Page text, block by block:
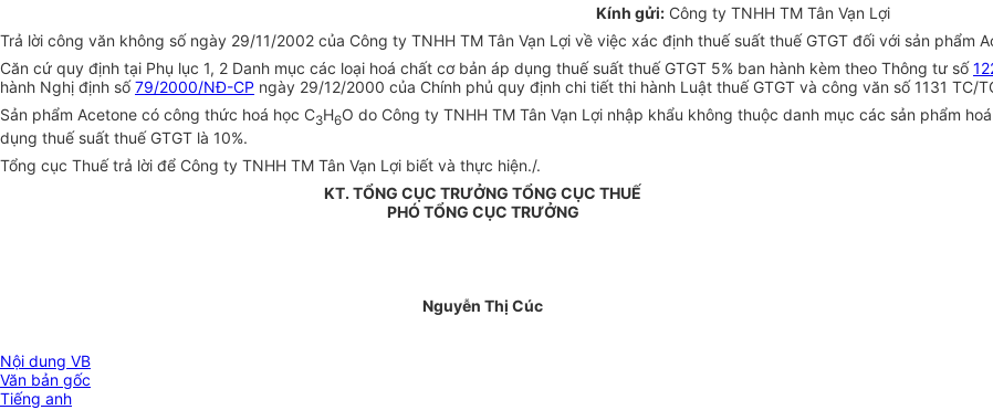
Kính gửi: Công ty TNHH TM Tân Vạn Lợi
Trả lời công văn không số ngày 29/11/2002 của Công ty TNHH TM Tân Vạn Lợi về việc xác định thuế suất thuế GTGT đối với sản phẩm
Căn cứ quy định tại Phụ lục 1, 2 Danh mục các loại hoá chất cơ bản áp dụng thuế suất thuế GTGT 5% ban hành kèm theo Thông tư số
hành Nghị định số79/2000/NĐ-CP ngày 29/12/2000 của Chính phủ quy định chi tiết thi hành Luật thuế GTGT và công văn số 1131 TC/
Sản phẩm Acetone có công thức hoá học C3H6O do Công ty TNHH TM Tân Vạn Lợi nhập khẩu không thuộc danh mục các sản phẩm
dụng thuế suất thuế GTGT là 10%.
Tổng cục Thuế trả lời để Công ty TNHH TM Tân Vạn Lợi biết và thực hiện./.
KT. TỔNG CỤC TRƯỞNG TỔNG CỤC THUẾ
PHÓ TỔNG CỤC TRƯỞNG
Nguyễn Thị Cúc
Nội dung VB
Văn bản gốc
Tiếng anh